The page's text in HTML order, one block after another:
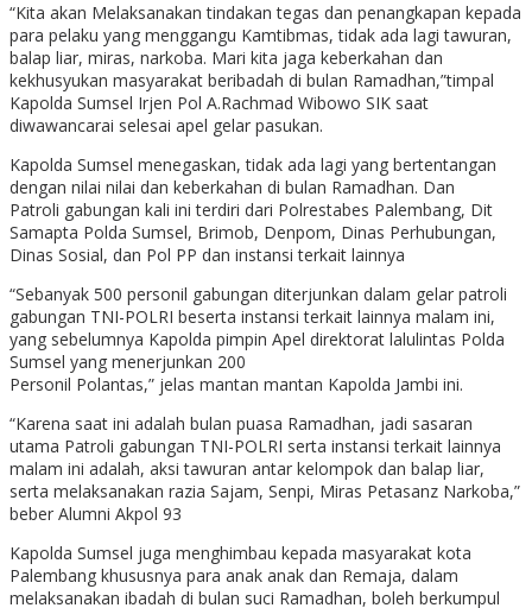
“Kita akan Melaksanakan tindakan tegas dan penangkapan kepada
para pelaku yang menggangu Kamtibmas, tidak ada lagi tawuran,
balap liar, miras, narkoba. Mari kita jaga keberkahan dan
kekhusyukan masyarakat beribadah di bulan Ramadhan,”timpal
Kapolda Sumsel Irjen Pol A.Rachmad Wibowo SIK saat
diwawancarai selesai apel gelar pasukan.
Kapolda Sumsel menegaskan, tidak ada lagi yang bertentangan
dengan nilai nilai dan keberkahan di bulan Ramadhan. Dan
Patroli gabungan kali ini terdiri dari Polrestabes Palembang, Dit
Samapta Polda Sumsel, Brimob, Denpom, Dinas Perhubungan,
Dinas Sosial, dan Pol PP dan instansi terkait lainnya
“Sebanyak 500 personil gabungan diterjunkan dalam gelar patroli
gabungan TNI-POLRI beserta instansi terkait lainnya malam ini,
yang sebelumnya Kapolda pimpin Apel direktorat lalulintas Polda
Sumsel yang menerjunkan 200
Personil Polantas,” jelas mantan mantan Kapolda Jambi ini.
“Karena saat ini adalah bulan puasa Ramadhan, jadi sasaran
utama Patroli gabungan TNI-POLRI serta instansi terkait lainnya
malam ini adalah, aksi tawuran antar kelompok dan balap liar,
serta melaksanakan razia Sajam, Senpi, Miras Petasanz Narkoba,”
beber Alumni Akpol 93
Kapolda Sumsel juga menghimbau kepada masyarakat kota
Palembang khususnya para anak anak dan Remaja, dalam
melaksanakan ibadah di bulan suci Ramadhan, boleh berkumpul